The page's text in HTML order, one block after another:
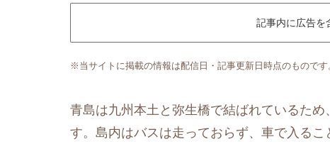
記事内に広告を
※当サイトに掲載の情報は配信日・記事更新日時点のものです
青島は九州本土と弥生橋で結ばれているた
す。島内はバスは走っておらず、車で入るこ